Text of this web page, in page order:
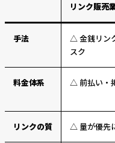
リンク販売
手法
△ 金銭リン
スク
料金体系 △ 前払い・
リンクの質 △ 量が優先